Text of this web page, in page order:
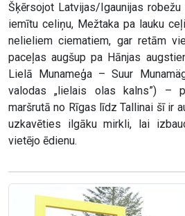
Šķērsojot Latvijas/Igaunijas
iemītu celiņu, Mežtaka pa lauku
nelieliem ciematiem, gar retām
paceļas augšup pa Hānjas
Lielā Munameģa – Suur
valodas „lielais olas kalns”) –
maršrutā no Rīgas līdz Tallinai šī ir
uzkavēties ilgāku mirkli, lai
vietējo ēdienu.